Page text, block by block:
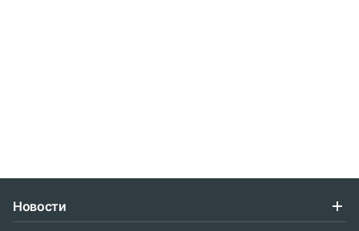
Новости